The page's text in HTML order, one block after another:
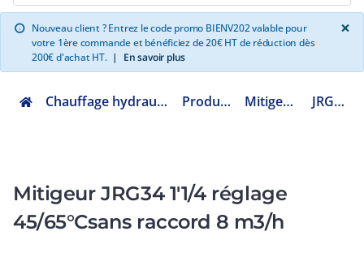
info Nouveau client ? Entrez le code promo BIENV202 valable pour
votre 1ère commande et bénéficiez de 20€ HT de réduction dès
200€ d'achat HT. | En savoir plus
×
Chauffage hydraulique et plomberie Production ECS Mitigeur collectif JRG343355
Mitigeur JRG34 1'1/4 réglage
45/65°Csans raccord 8 m3/h